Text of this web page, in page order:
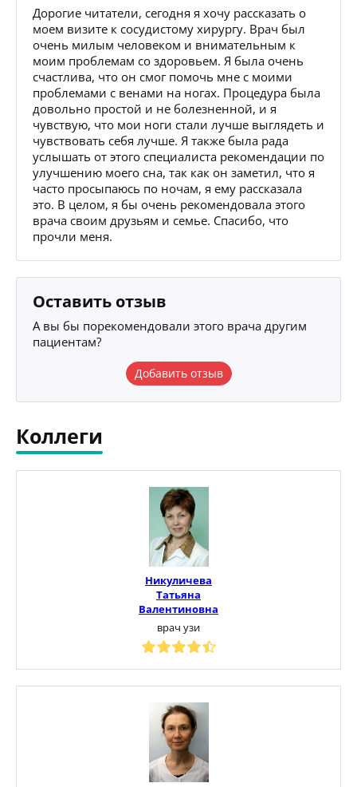
Дорогие читатели, сегодня я хочу рассказать о
моем визите к сосудистому хирургу. Врач был
очень милым человеком и внимательным к
моим проблемам со здоровьем. Я была очень
счастлива, что он смог помочь мне с моими
проблемами с венами на ногах. Процедура была
довольно простой и не болезненной, и я
чувствую, что мои ноги стали лучше выглядеть и
чувствовать себя лучше. Я также была рада
услышать от этого специалиста рекомендации по
улучшению моего сна, так как он заметил, что я
часто просыпаюсь по ночам, я ему рассказала
это. В целом, я бы очень рекомендовала этого
врача своим друзьям и семье. Спасибо, что
прочли меня.
Оставить отзыв
А вы бы порекомендовали этого врача другим
пациентам?
Добавить отзыв
Коллеги
Никуличева
Татьяна
Валентиновна
врач узи